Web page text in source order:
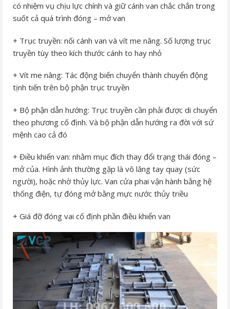
có nhiệm vụ chịu lực chính và giữ cánh van chắc chắn trong
suốt cả quá trình đóng – mở van
+ Trục truyền: nối cánh van và vít me nâng. Số lượng trục
truyền tùy theo kích thước cánh to hay nhỏ
+ Vít me nâng: Tác động biến chuyển thành chuyển động
tịnh tiến trên bộ phận trục truyền
+ Bộ phận dẫn hướng: Trục truyền cần phải được di chuyển
theo phương cố định. Và bộ phận dẫn hướng ra đời với sứ
mệnh cao cả đó
+ Điều khiển van: nhằm mục đích thay đổi trạng thái đóng –
mở của. Hình ảnh thường gặp là vô lăng tay quay (sức
người), hoặc nhờ thủy lực. Van cửa phai vận hành bằng hệ
thống điện, tự đóng mở bằng mực nước thủy triều
+ Giá đỡ đóng vai cố định phần điều khiển van